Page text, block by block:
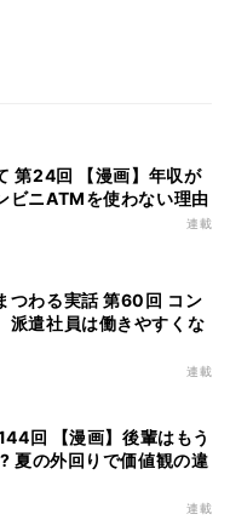
第24回 【漫画】年収が
ビニATMを使わない理由
連載
つわる実話 第60回 コン
派遣社員は働きやすくな
連載
回 【漫画】後輩はもう
夏の外回りで価値観の違
連載